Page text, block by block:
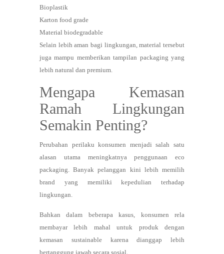
Bioplastik
Karton food grade
Material biodegradable
Selain lebih aman bagi lingkungan, material tersebut
juga mampu memberikan tampilan packaging yang
lebih natural dan premium.
Mengapa Kemasan
Ramah Lingkungan
Semakin Penting?
Perubahan perilaku konsumen menjadi salah satu
alasan utama meningkatnya penggunaan eco
packaging. Banyak pelanggan kini lebih memilih
brand yang memiliki kepedulian terhadap
lingkungan.
Bahkan dalam beberapa kasus, konsumen rela
membayar lebih mahal untuk produk dengan
kemasan sustainable karena dianggap lebih
bertanggung jawab secara sosial.